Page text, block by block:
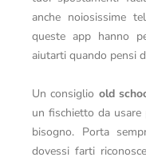
anche noiosissime
queste app hanno
aiutarti quando pensi
Un consiglio old
un fischietto da
bisogno. Porta
dovessi farti